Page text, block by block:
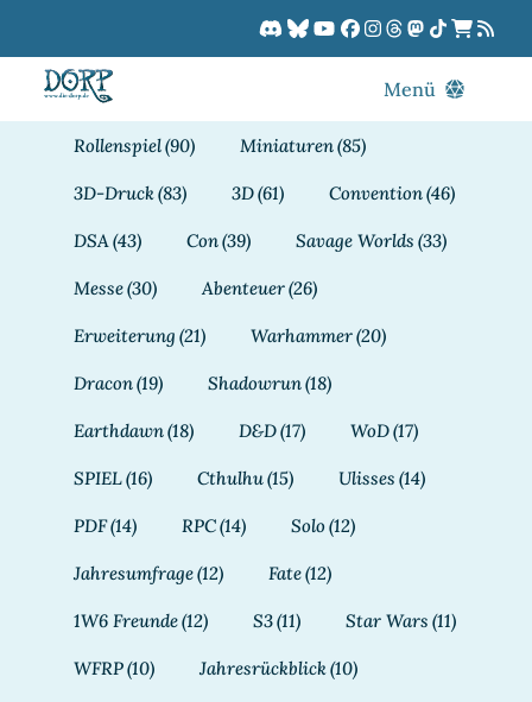
springen
Menü
Rollenspiel(90) Miniaturen(85)
3D-Druck(83) 3D(61) Convention(46)
DSA (43) Con(39) Savage Worlds (33)
Messe(30) Abenteuer(26)
Erweiterung (21) Warhammer(20)
Dracon(19) Shadowrun(18)
Earthdawn(18) D&D(17) WoD(17)
SPIEL(16) Cthulhu(15) Ulisses (14)
PDF(14) RPC(14) Solo(12)
Jahresumfrage(12) Fate(12)
1W6 Freunde(12) S3(11) Star Wars (11)
WFRP(10) Jahresrückblick(10)